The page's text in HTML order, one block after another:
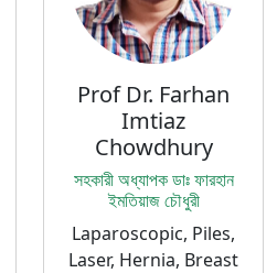
Prof Dr. Farhan
Imtiaz
Chowdhury
সহকারী অধ্যাপক ডাঃ ফারহান
ইমতিয়াজ চৌধুরী
Laparoscopic, Piles,
Laser, Hernia, Breast